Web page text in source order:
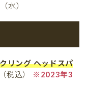
水）
リング ヘッドスパ
税込）
※2023年3